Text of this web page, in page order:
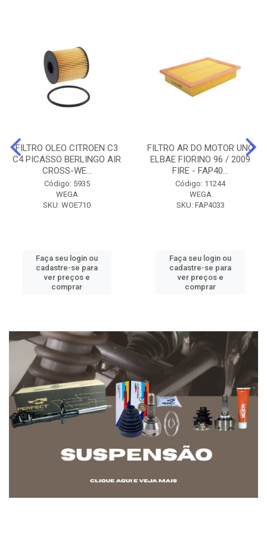
FILTRO OLEO CITROEN C3
C4 PICASSO BERLINGO AIR
CROSS-WE...
Código: 5935
WEGA
SKU: WOE710
Faça seu login ou
cadastre-se para
ver preços e
comprar
FILTRO AR DO MOTOR UNO
ELBAE FIORINO 96 / 2009
FIRE - FAP40...
Código: 11244
WEGA
SKU: FAP4033
Faça seu login ou
cadastre-se para
ver preços e
comprar